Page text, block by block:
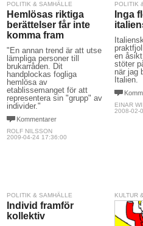
POLITIK & SAMHÄLLE
Hemlösas riktiga
berättelser får inte
komma fram
"En annan trend är att utse
lämpliga personer till
brukarråden. Dit
handplockas fogliga
hemlösa av
etablissemanget för att
representera sin "grupp" av
individer."
Kommentarer
ROLF NILSSON
2009-04-24 17:36:00
POLITIK
Inga
en
stöter
när jag
Italien.
EINAR
2008-02-
POLITIK & SAMHÄLLE
Individ framför
kollektiv
KULTUR